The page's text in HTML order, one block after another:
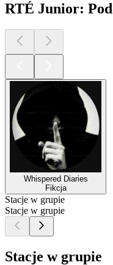
RTÉ Junior:
Whispered Diaries
Fikcja
Stacje w grupie
Stacje w grupie
Stacje w grupie